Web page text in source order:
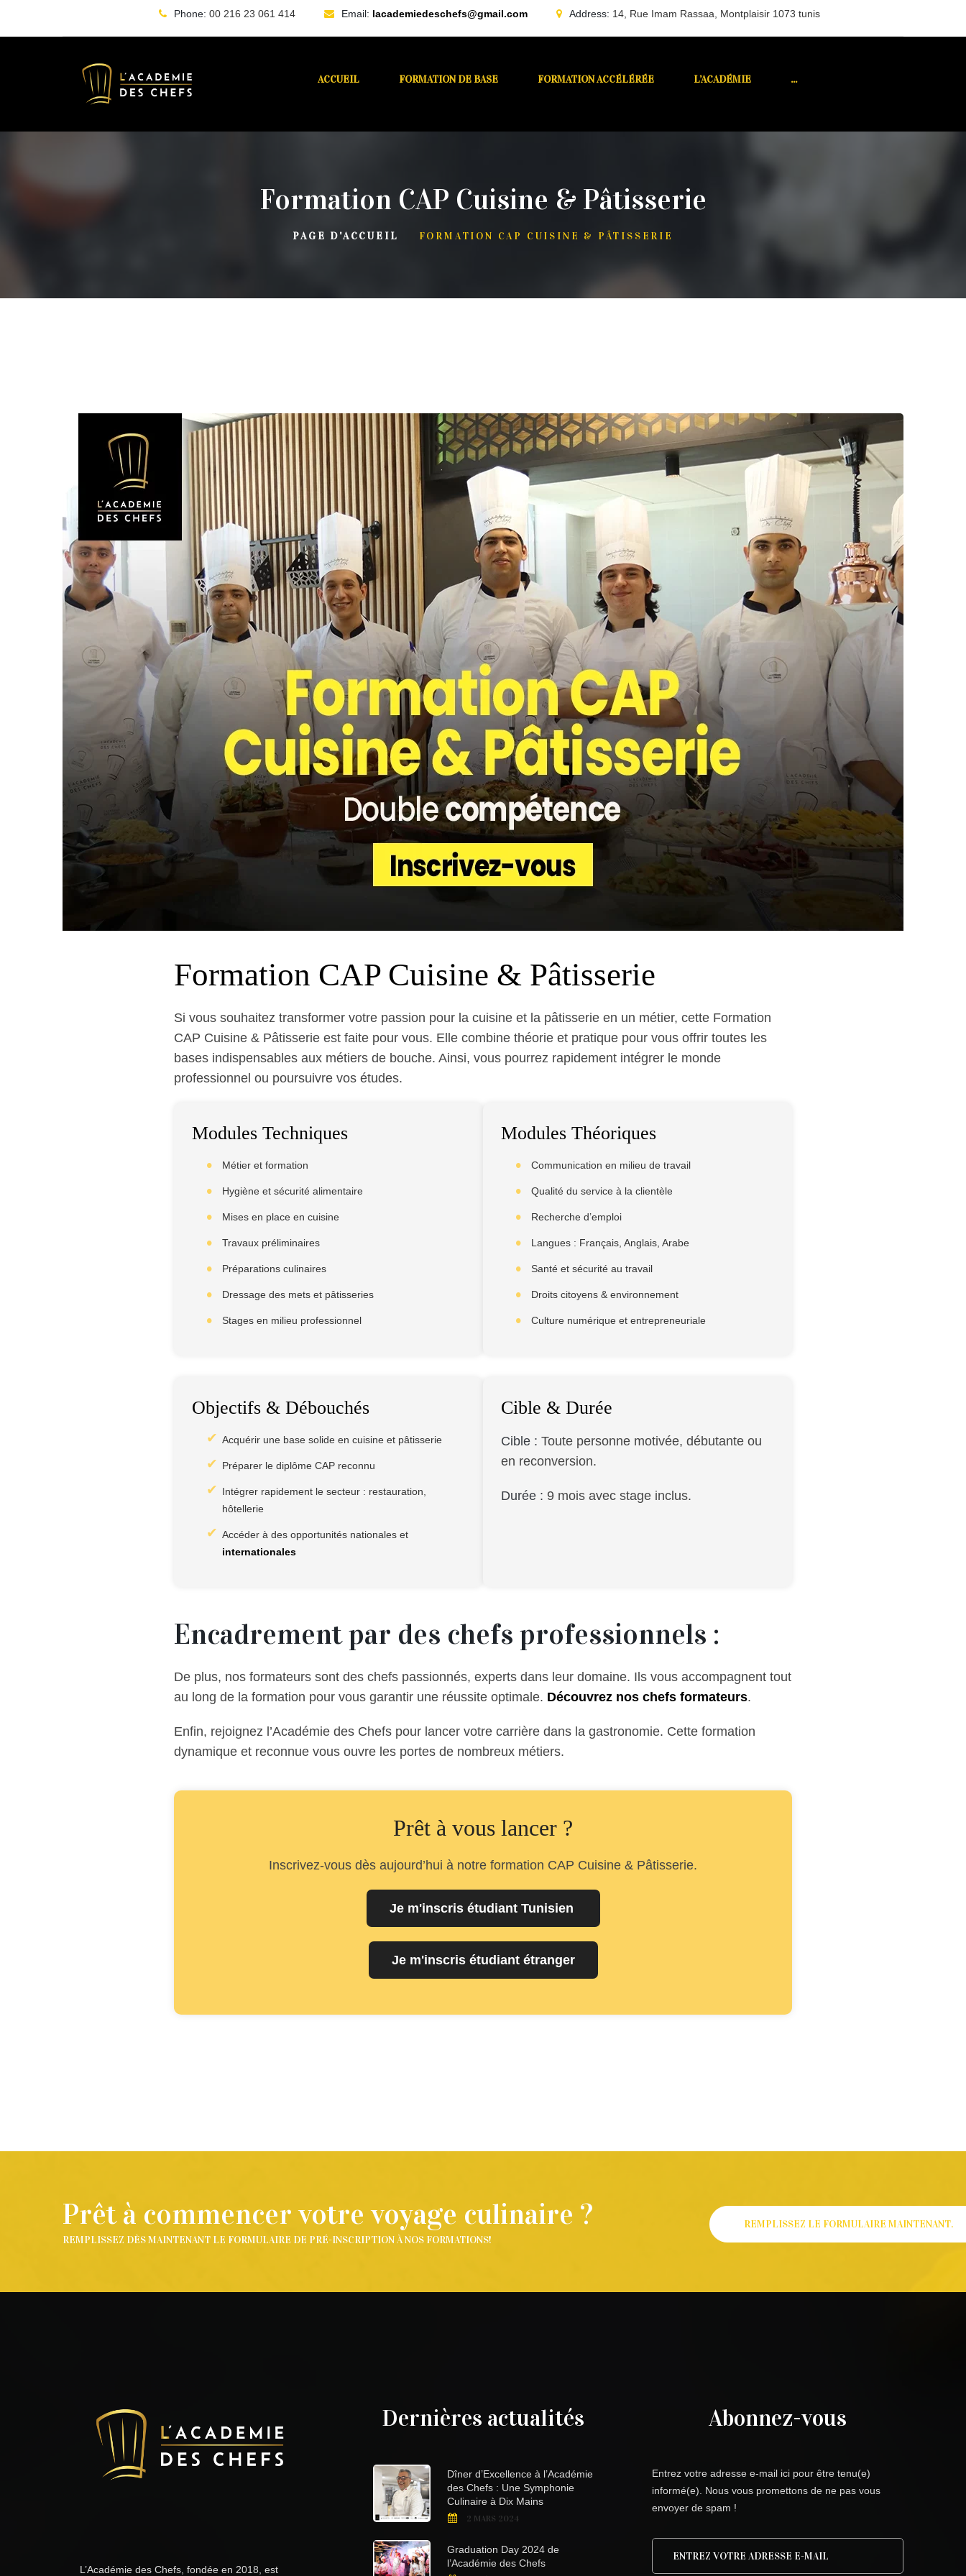
Phone: 00 216 23 061 414 Email: lacademiedeschefs@gmail.com Address: 14, Rue Imam Rassaa, Montplaisir 1073 tunis
ACCUEIL FORMATION DE BASE FORMATION ACCÉLÉRÉE L’ACADÉMIE ...
Formation CAP Cuisine & Pâtisserie
PAGE D'ACCUEIL FORMATION CAP CUISINE & PÂTISSERIE
Formation CAP Cuisine & Pâtisserie
Si vous souhaitez transformer votre passion pour la cuisine et la pâtisserie en un métier, cette Formation
CAP Cuisine & Pâtisserie est faite pour vous. Elle combine théorie et pratique pour vous offrir toutes les
bases indispensables aux métiers de bouche. Ainsi, vous pourrez rapidement intégrer le monde
professionnel ou poursuivre vos études.
Modules Techniques
Métier et formation
Hygiène et sécurité alimentaire
Mises en place en cuisine
Travaux préliminaires
Préparations culinaires
Dressage des mets et pâtisseries
Stages en milieu professionnel
Modules Théoriques
Communication en milieu de travail
Qualité du service à la clientèle
Recherche d’emploi
Langues : Français, Anglais, Arabe
Santé et sécurité au travail
Droits citoyens & environnement
Culture numérique et entrepreneuriale
Objectifs & Débouchés
Acquérir une base solide en cuisine et pâtisserie
Préparer le diplôme CAP reconnu
Intégrer rapidement le secteur : restauration,
hôtellerie
Accéder à des opportunités nationales et
internationales
Cible & Durée
Cible : Toute personne motivée, débutante ou
en reconversion.
Durée : 9 mois avec stage inclus.
Encadrement par des chefs professionnels :
De plus, nos formateurs sont des chefs passionnés, experts dans leur domaine. Ils vous accompagnent tout
au long de la formation pour vous garantir une réussite optimale. Découvrez nos chefs formateurs.
Enfin, rejoignez l’Académie des Chefs pour lancer votre carrière dans la gastronomie. Cette formation
dynamique et reconnue vous ouvre les portes de nombreux métiers.
Prêt à vous lancer ?
Inscrivez-vous dès aujourd’hui à notre formation CAP Cuisine & Pâtisserie.
Je m'inscris étudiant Tunisien
Je m'inscris étudiant étranger
Prêt à commencer votre voyage culinaire ?
REMPLISSEZ DÈS MAINTENANT LE FORMULAIRE DE PRÉ-INSCRIPTION À NOS FORMATIONS!
REMPLISSEZ LE FORMULAIRE MAINTENANT.
L’Académie des Chefs, fondée en 2018, est
Dernières actualités
Dîner d’Excellence à l’Académie
des Chefs : Une Symphonie
Culinaire à Dix Mains
2 MARS 2024
Graduation Day 2024 de
l’Académie des Chefs
Abonnez-vous
Entrez votre adresse e-mail ici pour être tenu(e)
informé(e). Nous vous promettons de ne pas vous
envoyer de spam !